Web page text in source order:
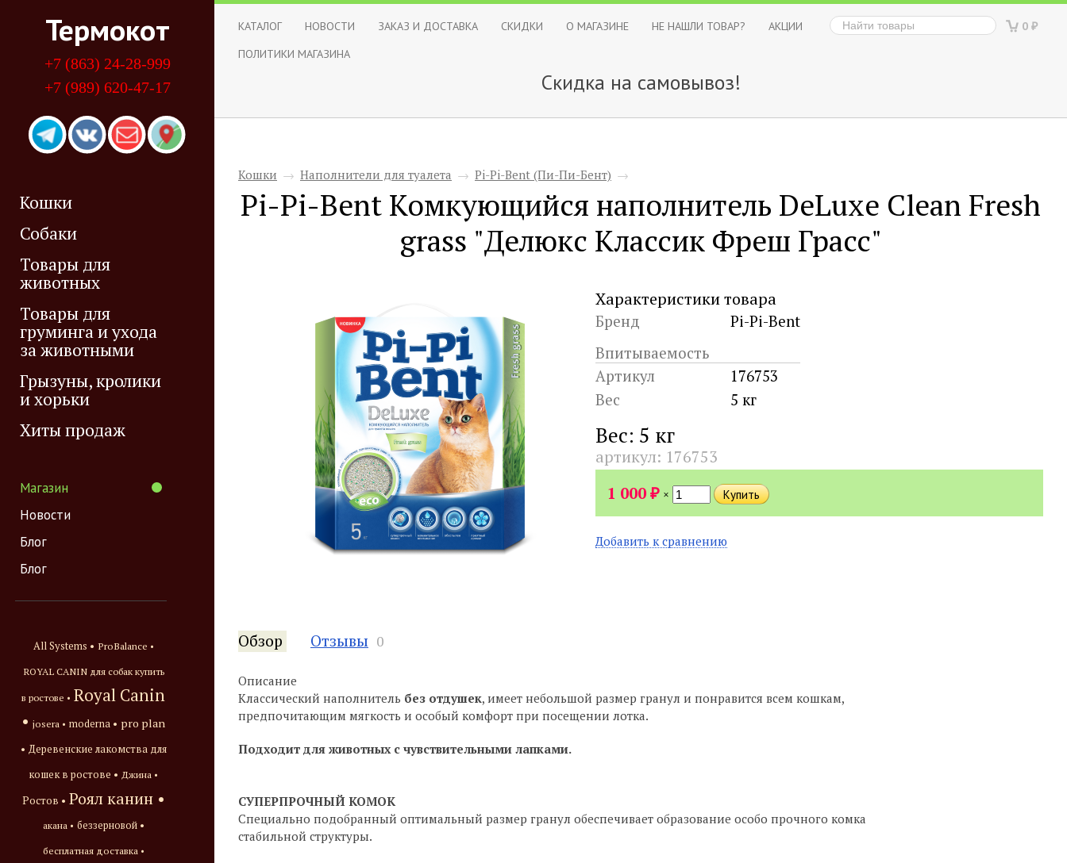
Термокот
+7 (863) 24-28-999
+7 (989) 620-47-17
Кошки
Собаки
Товары для
животных
Товары для
груминга и ухода
за животными
Грызуны, кролики
и хорьки
Хиты продаж
Магазин
Новости
Блог
Блог
All Systems • ProBalance •
ROYAL CANIN для собак купить
в ростове • Royal Canin
• josera • moderna • pro plan
• Деревенские лакомства для
кошек в ростове • Джина •
Ростов • Роял канин •
акана • беззерновой •
бесплатная доставка •
0 ₽
КАТАЛОГ НОВОСТИ ЗАКАЗ И ДОСТАВКА СКИДКИ О МАГАЗИНЕ НЕ НАШЛИ ТОВАР?
АКЦИИ
ПОЛИТИКИ МАГАЗИНА
Скидка на самовывоз!
Кошки → Наполнители для туалета → Pi-Pi-Bent (Пи-Пи-Бент) →
Pi-Pi-Bent Комкующийся наполнитель DeLuxe Clean Fresh
grass "Делюкс Классик Фреш Грасс"
Характеристики товара
Бренд
Pi-Pi-Bent
Впитываемость
Артикул
176753
Вес
5 кг
Вес: 5 кг
артикул: 176753
1 000₽ ×
Добавить к сравнению
Обзор Отзывы 0
Описание
Классический наполнитель без отдушек, имеет небольшой размер гранул и понравится всем кошкам,
предпочитающим мягкость и особый комфорт при посещении лотка.
Подходит для животных с чувствительными лапками.
СУПЕРПРОЧНЫЙ КОМОК
Специально подобранный оптимальный размер гранул обеспечивает образование особо прочного комка
стабильной структуры.